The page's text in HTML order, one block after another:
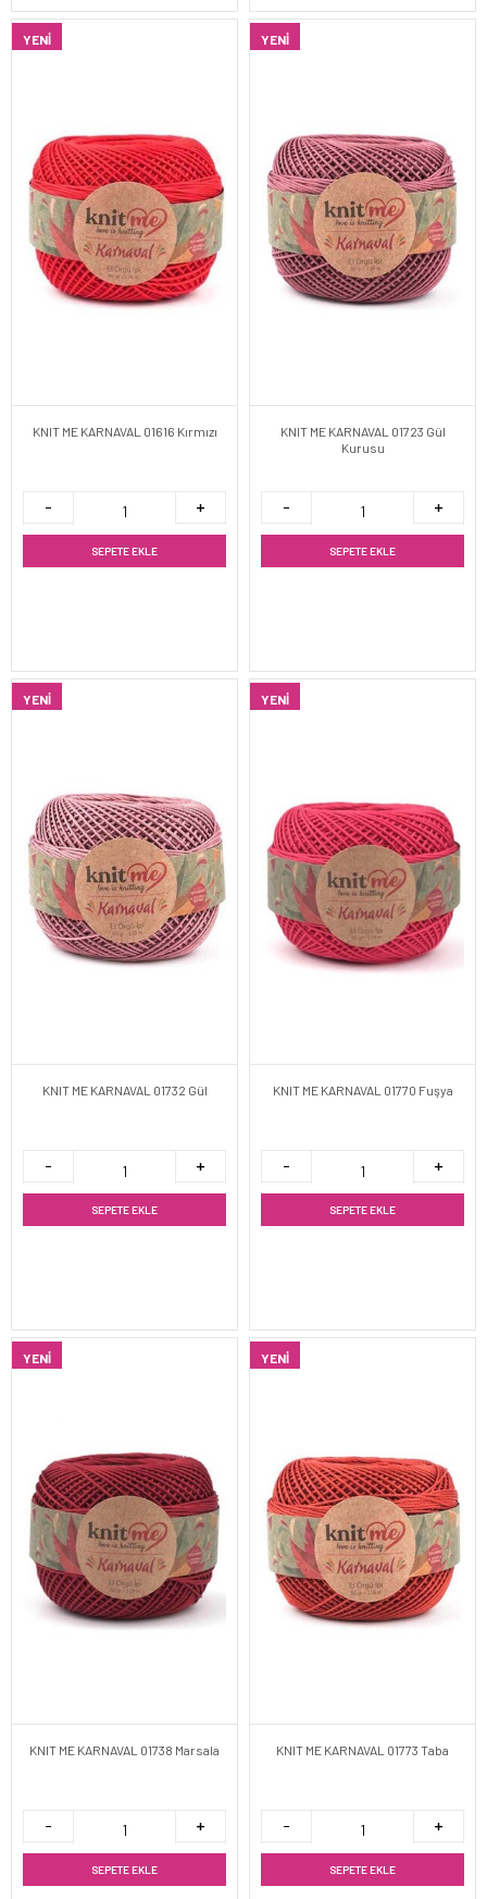
YENI
KNIT ME KARNAVAL 01616 Kırmızı
SEPETE EKLE
YENI
KNIT ME KARNAVAL 01723 Gül
Kurusu
SEPETE EKLE
YENI
KNIT ME KARNAVAL 01732 Gül
SEPETE EKLE
YENI
KNIT ME KARNAVAL 01770 Fuşya
SEPETE EKLE
YENI
KNIT ME KARNAVAL 01738 Marsala
SEPETE EKLE
YENI
KNIT ME KARNAVAL 01773 Taba
SEPETE EKLE